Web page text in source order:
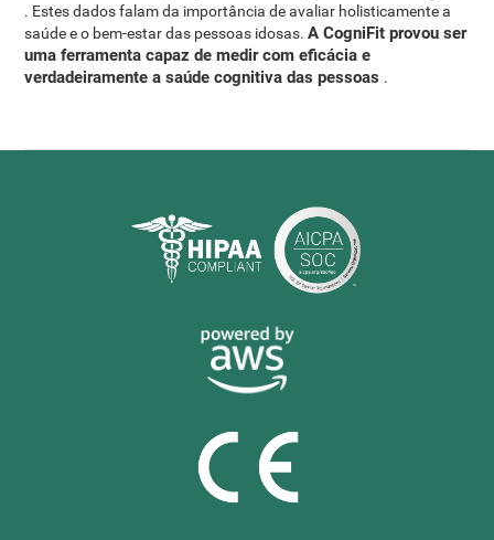
. Estes dados falam da importância de avaliar holisticamente a
saúde e o bem-estar das pessoas idosas.A CogniFit provou ser
uma ferramenta capaz de medir com eficácia e
verdadeiramente a saúde cognitiva das pessoas .